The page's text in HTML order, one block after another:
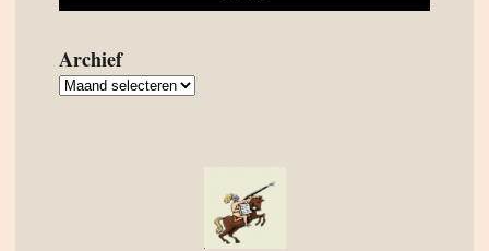
Archief
Archief